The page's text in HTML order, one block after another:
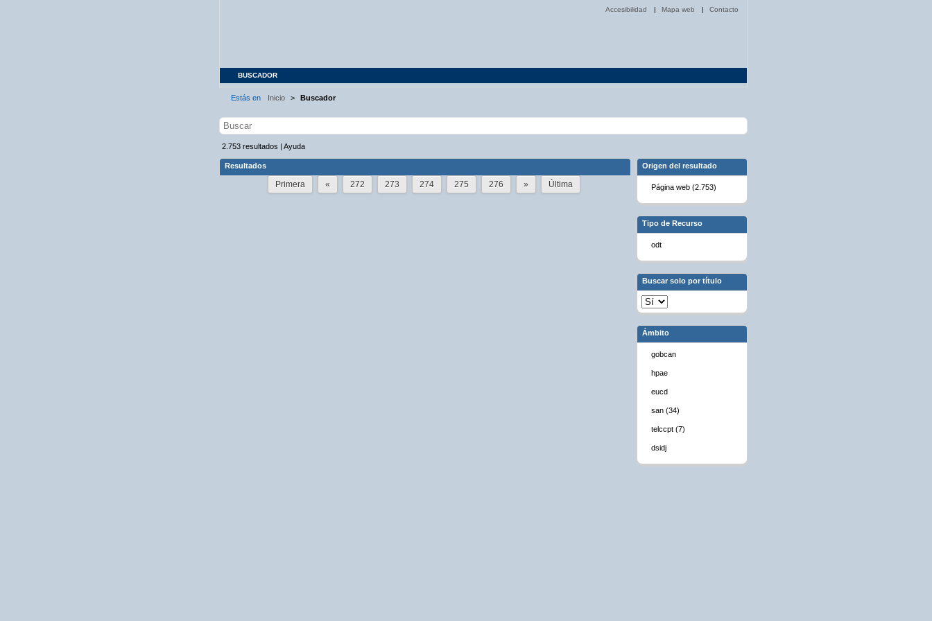
Accesibilidad | Mapa web | Contacto
BUSCADOR
Estás en Inicio > Buscador
2.753 resultados | Ayuda
Resultados
Primera « 272 273 274 275 276 » Última
Origen del resultado
Página web (2.753)
Tipo de Recurso
odt
Buscar solo por título
Ámbito
gobcan
hpae
eucd
san (34)
telccpt (7)
dsidj